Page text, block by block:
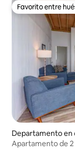
Favorito entre
Favorito entre
Departamento en
Guana Cay
Apartamento de 2